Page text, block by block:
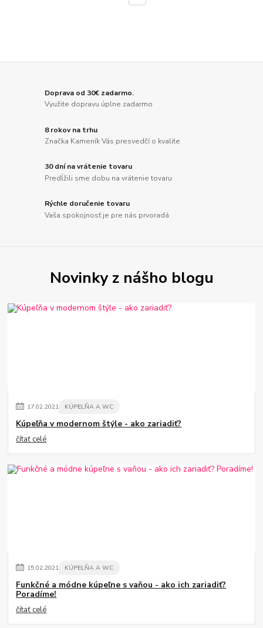
Doprava od 30€ zadarmo.
Využite dopravu úplne zadarmo
8 rokov na trhu
Značka Kameník Vás presvedčí o kvalite
30 dní na vrátenie tovaru
Predĺžili sme dobu na vrátenie tovaru
Rýchle doručenie tovaru
Vaša spokojnosť je pre nás prvoradá
Novinky z nášho blogu
17.02.2021 KÚPELŇA A WC
Kúpeľňa v modernom štýle - ako zariadiť?
čítať celé
15.02.2021 KÚPELŇA A WC
Funkčné a módne kúpeľne s vaňou - ako ich zariadiť?
Poradíme!
čítať celé